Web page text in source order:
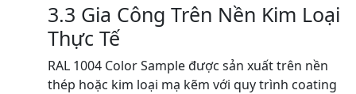
3.3 Gia Công Trên Nền Kim Loại
Thực Tế
RAL 1004 Color Sample được sản xuất trên nền
thép hoặc kim loại mạ kẽm với quy trình coating